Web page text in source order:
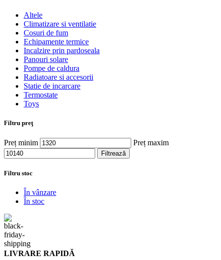
Altele
Climatizare si ventilatie
Cosuri de fum
Echipamente termice
Incalzire prin pardoseala
Panouri solare
Pompe de caldura
Radiatoare si accesorii
Statie de incarcare
Termostate
Toys
Filtru preţ
Preț minim Preț maxim
Filtrează
Filtru stoc
În vânzare
În stoc
LIVRARE RAPIDĂ